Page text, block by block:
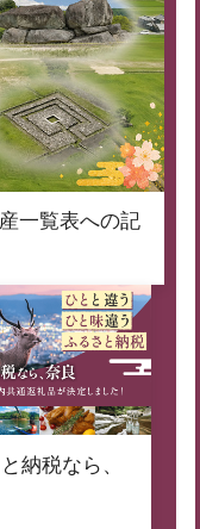
一覧表への記
納税なら、